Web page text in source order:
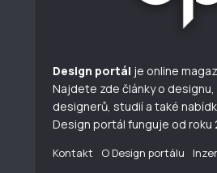
Design portál je online
Najdete zde články o
designerů, studií a také
Design portál funguje od roku
Kontakt O Design portálu